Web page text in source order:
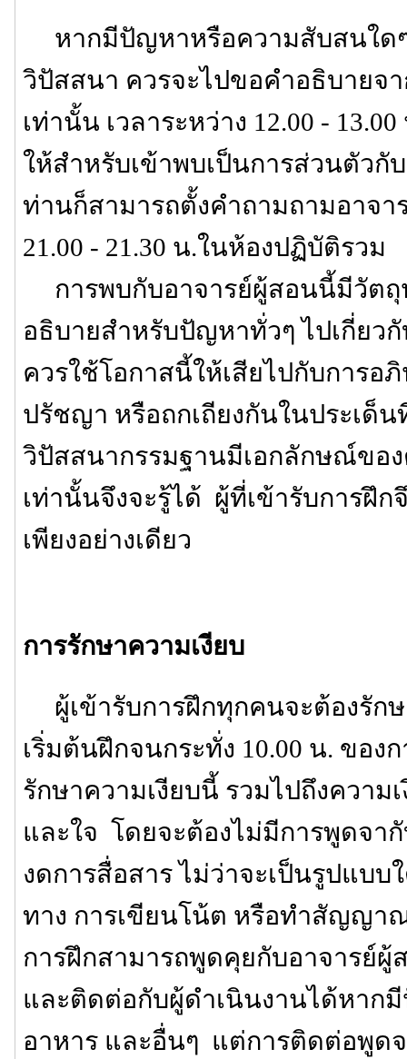
หากมีปัญหาหรือความสับสนใดๆ
วิปัสสนา ควรจะไปขอคำอธิบายจ
เท่านั้น เวลาระหว่าง 12.00 -
ให้สำหรับเข้าพบเป็นการส่วนตัว
ท่านก็สามารถตั้งคำถามถามอาจา
21.00 - 21.30 น.ในห้องปฏิบัติรวม
การพบกับอาจารย์ผู้สอนนี้มีวัตถุ
อธิบายสำหรับปัญหาทั่วๆ ไปเกี่ยว
ควรใช้โอกาสนี้ให้เสียไปกับการอภิ
ปรัชญา หรือถกเถียงกันในประเด็
วิปัสสนากรรมฐานมีเอกลักษณ์ขอ
เท่านั้นจึงจะรู้ได้ ผู้ที่เข้ารับการฝึ
เพียงอย่างเดียว
การรักษาความเงียบ
ผู้เข้ารับการฝึกทุกคนจะต้องรัก
เริ่มต้นฝึกจนกระทั่ง 10.00 น. ของ
รักษาความเงียบนี้ รวมไปถึงความ
และใจ โดยจะต้องไม่มีการพูดจา
งดการสื่อสาร ไม่ว่าจะเป็นรูปแบบ
ทาง การเขียนโน้ต หรือทำสัญญา
การฝึกสามารถพูดคุยกับอาจารย์
และติดต่อกับผู้ดำเนินงานได้หาก
อาหาร และอื่นๆ แต่การติดต่อพูด